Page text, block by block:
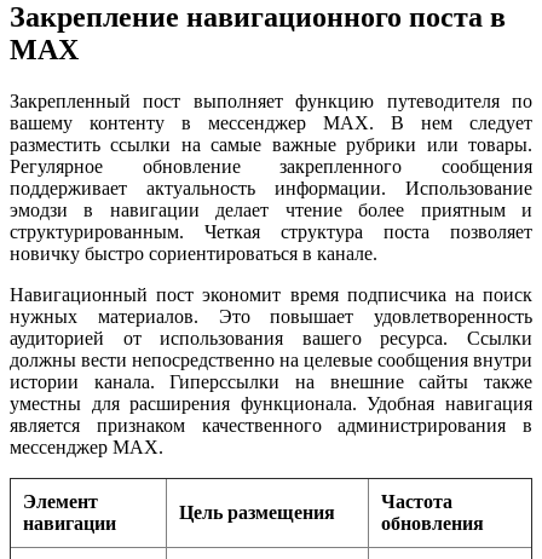
Закрепление навигационного поста в
MAX
Закрепленный пост выполняет функцию путеводителя по
вашему контенту в мессенджер MAX. В нем следует
разместить ссылки на самые важные рубрики или товары.
Регулярное обновление закрепленного сообщения
поддерживает актуальность информации. Использование
эмодзи в навигации делает чтение более приятным и
структурированным. Четкая структура поста позволяет
новичку быстро сориентироваться в канале.
Навигационный пост экономит время подписчика на поиск
нужных материалов. Это повышает удовлетворенность
аудиторией от использования вашего ресурса. Ссылки
должны вести непосредственно на целевые сообщения внутри
истории канала. Гиперссылки на внешние сайты также
уместны для расширения функционала. Удобная навигация
является признаком качественного администрирования в
мессенджер MAX.
Элемент
навигации
Цель размещения
Частота
обновления